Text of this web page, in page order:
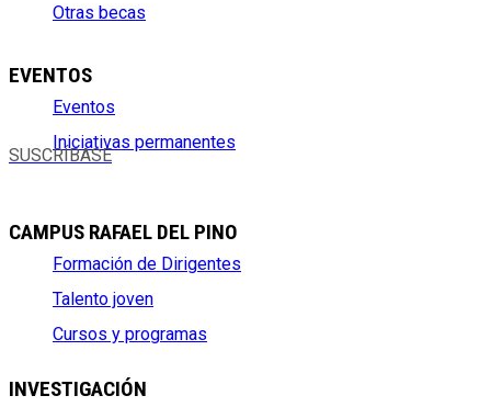
Otras becas
EVENTOS
Eventos
Iniciativas permanentes
SUSCRÍBASE
CAMPUS RAFAEL DEL PINO
Formación de Dirigentes
Talento joven
Cursos y programas
INVESTIGACIÓN